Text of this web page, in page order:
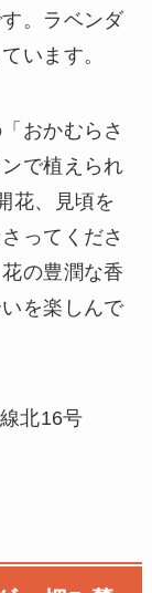
。ラベンダ
います。
おかむらさ
で植えられ
花、見頃を
ってくださ
の豊潤な香
を楽しんで
北16号